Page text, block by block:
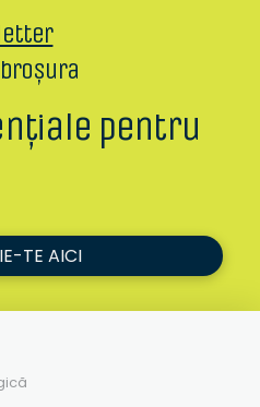
broșura
pentru
TE AICI